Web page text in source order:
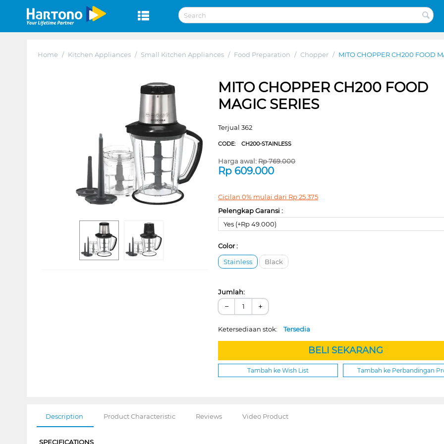
Home / Kitchen Appliances / Small Kitchen Appliances / Food Preparation / Chopper / MITO CHOPPER CH200 FOOD
MITO CHOPPER CH200 FOOD
MAGIC SERIES
Terjual 362
CODE:CH200-STAINLESS
Harga awal:Rp769.000
Rp 609.000
Cicilan 0% mulai dari Rp25.375
Pelengkap Garansi :
Yes (+Rp 49.000)
Color :
Stainless
Black
Jumlah:
− +
Ketersediaan stok:Tersedia
BELI SEKARANG
Tambah ke Wish List Tambah ke Perbandingan
Description Product Characteristic Reviews Video Product
SPECIFICATIONS